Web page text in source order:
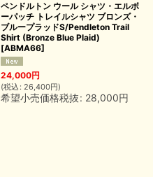
ペンドルトン ウール シャツ・エルボ
ーパッチ トレイルシャツ ブロンズ・
ブループラッドS/Pendleton Trail
Shirt (Bronze Blue Plaid)
[ABMA66]
24,000円
(税込 : 26,400円)
希望小売価格税抜: 28,000円